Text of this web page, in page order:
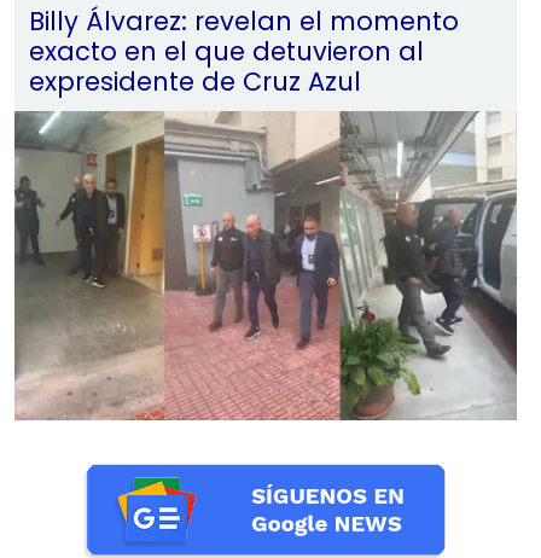
Billy Álvarez: revelan el momento
exacto en el que detuvieron al
expresidente de Cruz Azul